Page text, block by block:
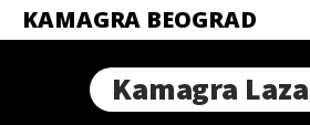
KAMAGRA BEOGRAD
Kamagra